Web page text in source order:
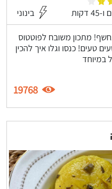
דקות בינוני
מתכון משובח לפוטטוס
טעים! כנסו וגלו איך להכין
במיוחד
19768